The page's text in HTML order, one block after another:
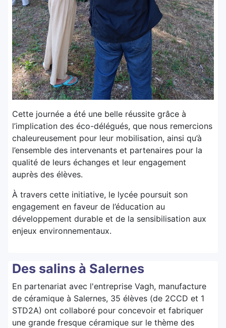
Cette journée a été une belle réussite grâce à
l’implication des éco-délégués, que nous remercions
chaleureusement pour leur mobilisation, ainsi qu’à
l’ensemble des intervenants et partenaires pour la
qualité de leurs échanges et leur engagement
auprès des élèves.
À travers cette initiative, le lycée poursuit son
engagement en faveur de l’éducation au
développement durable et de la sensibilisation aux
enjeux environnementaux.
Des salins à Salernes
En partenariat avec l'entreprise Vagh, manufacture
de céramique à Salernes, 35 élèves (de 2CCD et 1
STD2A) ont collaboré pour concevoir et fabriquer
une grande fresque céramique sur le thème des